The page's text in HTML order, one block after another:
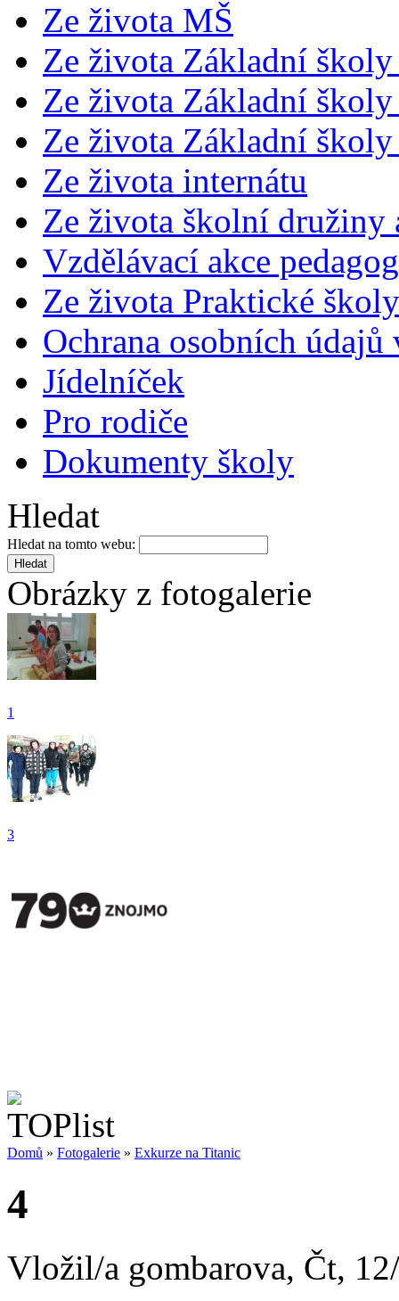
Ze života MŠ
Ze života Základní
Ze života Základní
Ze života Základní
Ze života internátu
Ze života školní družiny
Vzdělávací akce
Ze života Praktické školy
Ochrana osobních údajů
Jídelníček
Pro rodiče
Dokumenty školy
Hledat
Hledat na tomto webu:
Obrázky z fotogalerie
1
3
Domů » Fotogalerie » Exkurze na Titanic
4
Vložil/a gombarova, Čt,